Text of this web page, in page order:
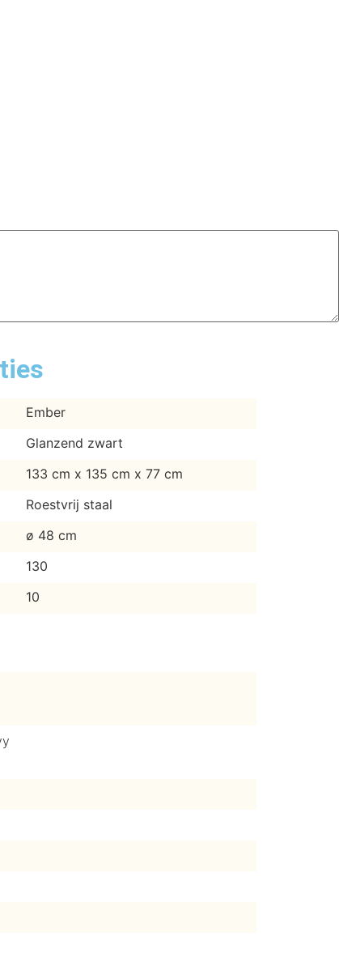
Ember
Glanzend zwart
133 cm x 135 cm x 77 cm
Roestvrij staal
ø 48 cm
130
10